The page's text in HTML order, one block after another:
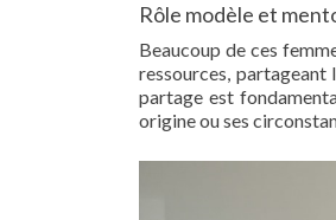
Rôle modèle et
Beaucoup de ces
ressources, partageant
partage est
origine ou ses